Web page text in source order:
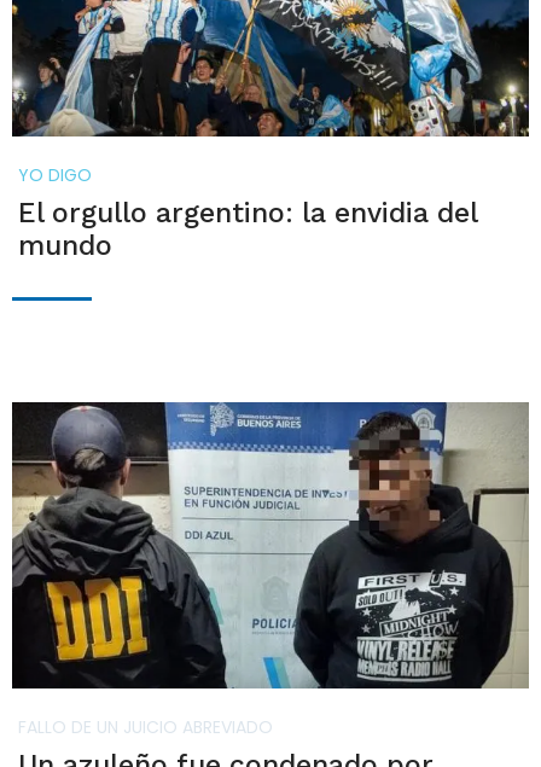
YO DIGO
El orgullo argentino: la envidia del
mundo
FALLO DE UN JUICIO ABREVIADO